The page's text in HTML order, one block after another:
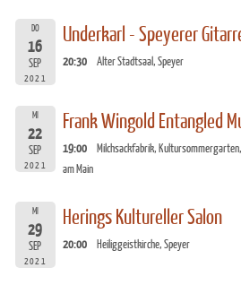
DO
16
SEP
2021
Underkarl - Speyerer
20:30 Alter Stadtsaal, Speyer
MI
22
SEP
2021
Frank Wingold Entangled
19:00
Milchsackfabrik,
am Main
MI
29
SEP
2021
Herings Kultureller Salon
20:00 Heiliggeistkirche, Speyer